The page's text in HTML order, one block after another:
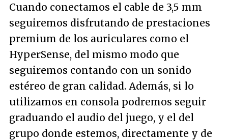
Cuando conectamos el cable de 3,5 mm
seguiremos disfrutando de prestaciones
premium de los auriculares como el
HyperSense, del mismo modo que
seguiremos contando con un sonido
estéreo de gran calidad. Además, si lo
utilizamos en consola podremos seguir
graduando el audio del juego, y el del
grupo donde estemos, directamente y de